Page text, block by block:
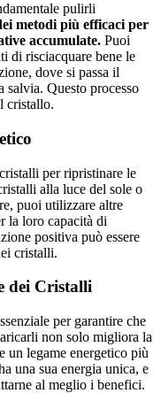
pulirli
metodi più efficaci per
accumulate. Puoi
di risciacquare bene le
dove si passa il
salvia. Questo processo
cristallo.
per ripristinare le
alla luce del sole o
puoi utilizzare altre
la loro capacità di
positiva può essere
cristalli.
dei Cristalli
per garantire che
non solo migliora la
un legame energetico più
una sua energia unica, e
al meglio i benefici.